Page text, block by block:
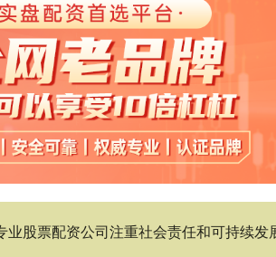
股票配资公司注重社会责任和可持续发